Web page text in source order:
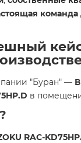
команда
"Буран" —
в
RAC-